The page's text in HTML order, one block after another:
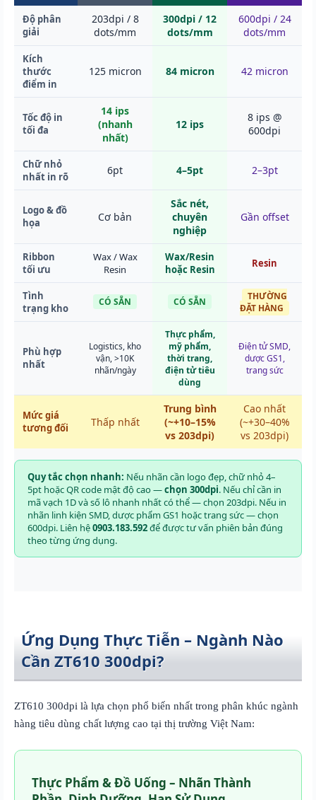
Độ phân
giải
203dpi / 8
dots/mm
300dpi / 12
dots/mm
600dpi / 24
dots/mm
Kích
thước
điểm in
125 micron 84 micron 42 micron
Tốc độ in
tối đa
14 ips
(nhanh
nhất)
12 ips
8 ips @
600dpi
Chữ nhỏ
nhất in rõ
6pt 4–5pt 2–3pt
Logo & đồ
họa
Cơ bản
Sắc nét,
chuyên
nghiệp
Gần offset
Ribbon
tối ưu
Wax / Wax
Resin
Wax/Resin
hoặc Resin
Resin
Tình
trạng kho
CÓ SẴN CÓ SẴN
THƯỜNG
ĐẶT HÀNG
Phù hợp
nhất
Logistics, kho
vận, >10K
nhãn/ngày
Thực phẩm,
mỹ phẩm,
thời trang,
điện tử tiêu
dùng
Điện tử SMD,
dược GS1,
trang sức
Mức giá
tương đối
Thấp nhất
Trung bình
(~+10–15%
vs 203dpi)
Cao nhất
(~+30–40%
vs 203dpi)
Quy tắc chọn nhanh: Nếu nhãn cần logo đẹp, chữ nhỏ 4–
5pt hoặc QR code mật độ cao —chọn 300dpi. Nếu chỉ cần in
mã vạch 1D và số lô nhanh nhất có thể — chọn 203dpi. Nếu in
nhãn linh kiện SMD, dược phẩm GS1 hoặc trang sức — chọn
600dpi. Liên hệ0903.183.592để được tư vấn phiên bản đúng
theo từng ứng dụng.
Ứng Dụng Thực Tiễn – Ngành Nào
Cần ZT610 300dpi?
ZT610 300dpi là lựa chọn phổ biến nhất trong phân khúc ngành
hàng tiêu dùng chất lượng cao tại thị trường Việt Nam:
Thực Phẩm & Đồ Uống – Nhãn Thành